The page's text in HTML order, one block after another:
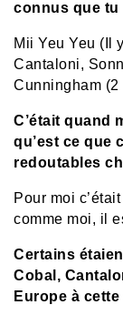
connus que tu
Mii Yeu Yeu (Il
Cantaloni,
Cunningham
C’était quand
qu’est ce que
redoutables
Pour moi
comme moi, il
Certains
Cobal,
Europe à